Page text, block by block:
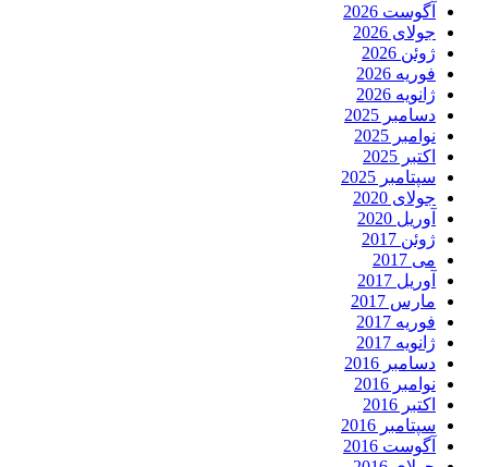
آگوست 2026
جولای 2026
ژوئن 2026
فوریه 2026
ژانویه 2026
دسامبر 2025
نوامبر 2025
اکتبر 2025
سپتامبر 2025
جولای 2020
آوریل 2020
ژوئن 2017
می 2017
آوریل 2017
مارس 2017
فوریه 2017
ژانویه 2017
دسامبر 2016
نوامبر 2016
اکتبر 2016
سپتامبر 2016
آگوست 2016